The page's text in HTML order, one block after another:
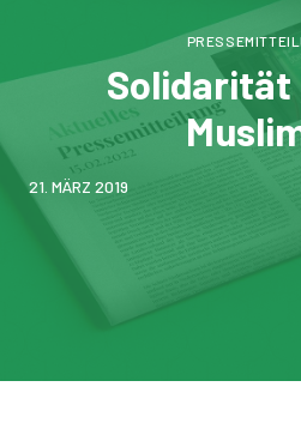
Solidarität
21. MÄRZ 2019